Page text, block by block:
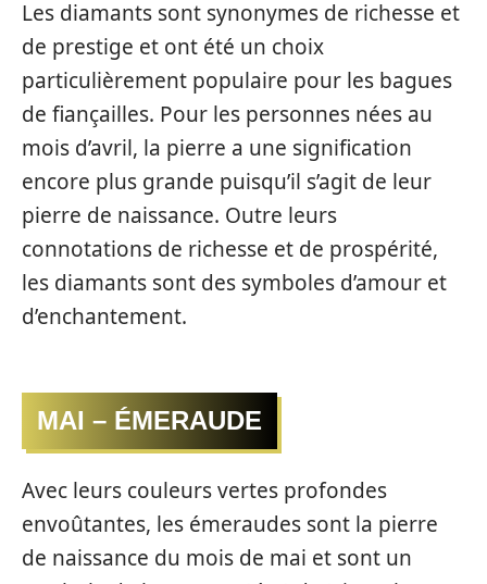
Les diamants sont synonymes de richesse et
de prestige et ont été un choix
particulièrement populaire pour les bagues
de fiançailles. Pour les personnes nées au
mois d’avril, la pierre a une signification
encore plus grande puisqu’il s’agit de leur
pierre de naissance. Outre leurs
connotations de richesse et de prospérité,
les diamants sont des symboles d’amour et
d’enchantement.
MAI – ÉMERAUDE
Avec leurs couleurs vertes profondes
envoûtantes, les émeraudes sont la pierre
de naissance du mois de mai et sont un